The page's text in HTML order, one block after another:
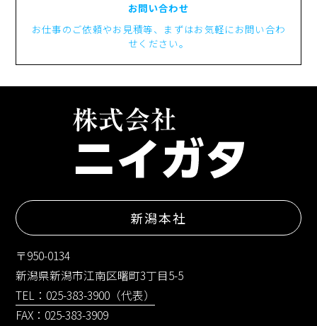
お問い合わせ
お仕事のご依頼やお見積等、まずはお気軽にお問い合わ
せください。
新潟本社
〒950-0134
新潟県新潟市江南区曙町3丁目5-5
TEL：025-383-3900（代表）
FAX：025-383-3909